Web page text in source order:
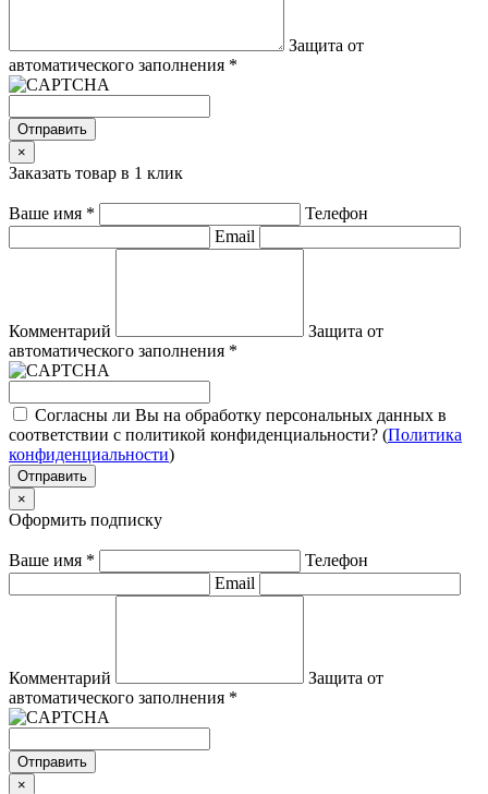
Защита от
автоматического заполнения *
Отправить
×
Заказать товар в 1 клик
Ваше имя *
Телефон
Email
Комментарий
Защита от
автоматического заполнения *
Согласны ли Вы на обработку персональных данных в
соответствии с политикой конфиденциальности? (Политика
конфиденциальности)
Отправить
×
Оформить подписку
Ваше имя *
Телефон
Email
Комментарий
Защита от
автоматического заполнения *
Отправить
×